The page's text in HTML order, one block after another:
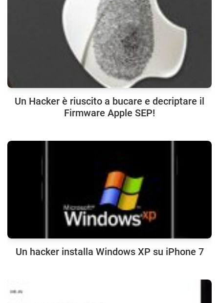
Un Hacker è riuscito a bucare e decriptare il
Firmware Apple SEP!
Un hacker installa Windows XP su iPhone 7